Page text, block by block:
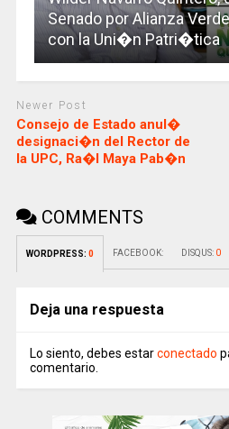
Senado por Alianza
con la Uni�n Patri�tica
Newer Post
Consejo de Estado anul�
designaci�n del Rector de
la UPC, Ra�l Maya Pab�n
COMMENTS
WORDPRESS: 0 FACEBOOK: DISQUS: 0
Deja una respuesta
Lo siento, debes estarconectado
comentario.